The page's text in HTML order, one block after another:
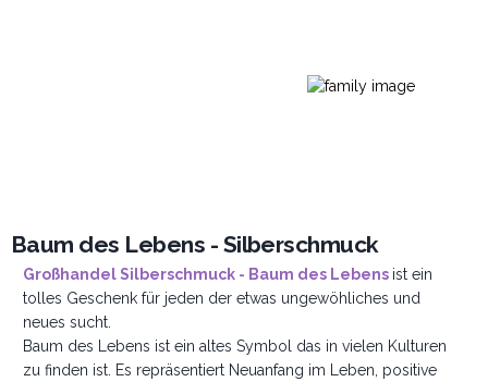
Baum des Lebens - Silberschmuck
Großhandel Silberschmuck - Baum des Lebens ist ein
tolles Geschenk für jeden der etwas ungewöhliches und
neues sucht.
Baum des Lebens ist ein altes Symbol das in vielen Kulturen
zu finden ist. Es repräsentiert Neuanfang im Leben, positive